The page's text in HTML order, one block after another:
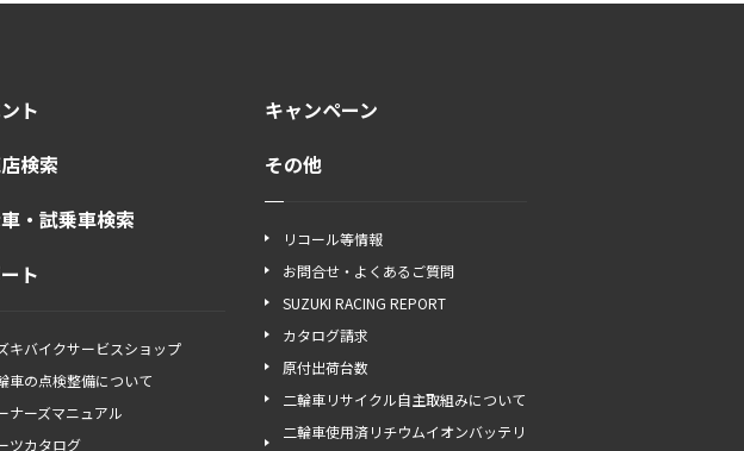
ト
検索
・試乗車検索
ト
キバイクサービスショップ
車の点検整備について
ナーズマニュアル
ツカタログ
キャンペーン
その他
リコール等情報
お問合せ・よくあるご質問
SUZUKI RACING REPORT
カタログ請求
原付出荷台数
二輪車リサイクル自主取組みについて
二輪車使用済リチウムイオンバッテリ